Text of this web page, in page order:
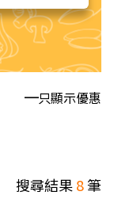
只顯示優惠
搜尋結果8筆